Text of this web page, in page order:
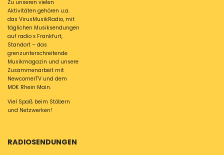
Zu unseren vielen
Aktivitäten gehören u.a.
das VirusMusikRadio, mit
täglichen Musiksendungen
auf radio x Frankfurt,
Standort – das
grenzunterschreitende
Musikmagazin und unsere
Zusammenarbeit mit
NewcomerTV und dem
MOK Rhein Main.
Viel Spaß beim Stöbern
und Netzwerken!
RADIOSENDUNGEN